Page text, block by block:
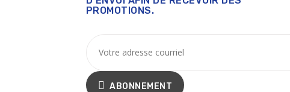
PROMOTIONS.
ABONNEMENT